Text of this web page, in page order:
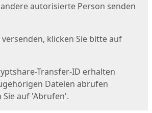
autorisierte Person senden
klicken Sie bitte auf
Transfer-ID erhalten
Dateien abrufen
auf 'Abrufen'.